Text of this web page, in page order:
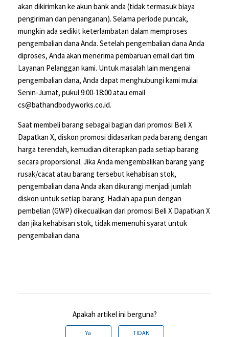
akan dikirimkan ke akun bank anda (tidak termasuk biaya
pengiriman dan penanganan). Selama periode puncak,
mungkin ada sedikit keterlambatan dalam memproses
pengembalian dana Anda. Setelah pengembalian dana Anda
diproses, Anda akan menerima pembaruan email dari tim
Layanan Pelanggan kami. Untuk masalah lain mengenai
pengembalian dana, Anda dapat menghubungi kami mulai
Senin-Jumat, pukul 9:00-18:00 atau email
cs@bathandbodyworks.co.id.
Saat membeli barang sebagai bagian dari promosi Beli X
Dapatkan X, diskon promosi didasarkan pada barang dengan
harga terendah, kemudian diterapkan pada setiap barang
secara proporsional. Jika Anda mengembalikan barang yang
rusak/cacat atau barang tersebut kehabisan stok,
pengembalian dana Anda akan dikurangi menjadi jumlah
diskon untuk setiap barang. Hadiah apa pun dengan
pembelian (GWP) dikecualikan dari promosi Beli X Dapatkan X
dan jika kehabisan stok, tidak memenuhi syarat untuk
pengembalian dana.
Apakah artikel ini berguna?
Ya TIDAK